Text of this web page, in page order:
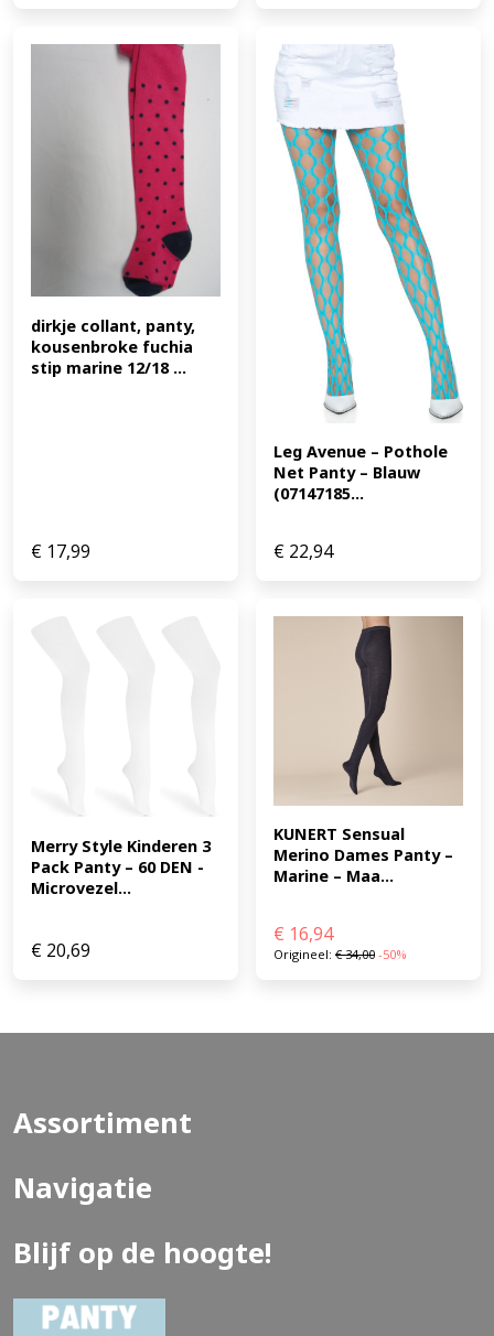
dirkje collant, panty,
kousenbroke fuchia
stip marine 12/18 ...
€ 17,99
Leg Avenue – Pothole
Net Panty – Blauw
(07147185...
€ 22,94
Merry Style Kinderen 3
Pack Panty – 60 DEN -
Microvezel...
€ 20,69
KUNERT Sensual
Merino Dames Panty –
Marine – Maa...
€ 16,94
Origineel: €34,00 -50%
Assortiment
Navigatie
Blijf op de hoogte!